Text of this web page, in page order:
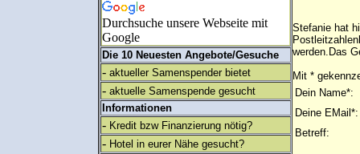
Durchsuche unsere Webseite mit
Google
Die 10 Neuesten Angebote/Gesuche
- aktueller Samenspender bietet
- aktuelle Samenspende gesucht
Informationen
- Kredit bzw Finanzierung nötig?
- Hotel in eurer Nähe gesucht?
Stefanie hat
werden.Das
Mit *
Dein Name*:
Deine EMail*:
Betreff: